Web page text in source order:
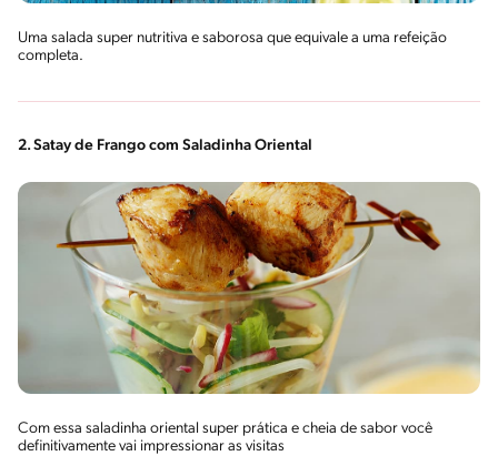
Uma salada super nutritiva e saborosa que equivale a uma refeição
completa.
2. Satay de Frango com Saladinha Oriental
Com essa saladinha oriental super prática e cheia de sabor você
definitivamente vai impressionar as visitas